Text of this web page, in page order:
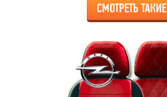
СМОТРЕТЬ ТАКИЕ